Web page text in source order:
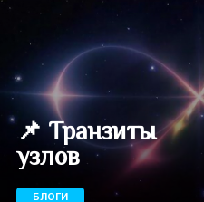
📌 Транзиты
узлов
БЛОГИ